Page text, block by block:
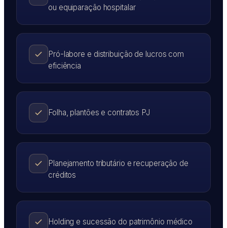
ou equiparação hospitalar
Pró-labore e distribuição de lucros com
eficiência
Folha, plantões e contratos PJ
Planejamento tributário e recuperação de
créditos
Holding e sucessão do patrimônio médico